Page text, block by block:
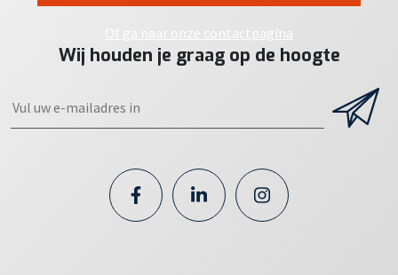
Of ga naar onze contactpagina
Wij houden je graag op de hoogte